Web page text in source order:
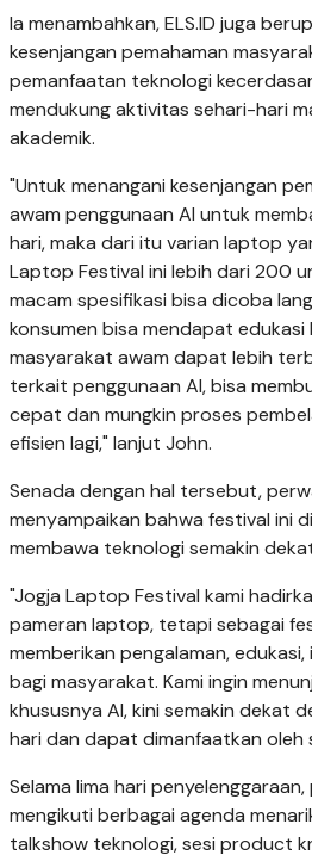
Ia menambahkan, ELS.ID juga
kesenjangan pemahaman
pemanfaatan teknologi
mendukung aktivitas sehari-hari
akademik.
"Untuk menangani kesenjangan
awam penggunaan AI untuk
hari, maka dari itu varian laptop
Laptop Festival ini lebih dari 200
macam spesifikasi bisa dicoba
konsumen bisa mendapat edukasi
masyarakat awam dapat lebih
terkait penggunaan AI, bisa
cepat dan mungkin proses
efisien lagi," lanjut John.
Senada dengan hal tersebut,
menyampaikan bahwa festival ini
membawa teknologi semakin
"Jogja Laptop Festival kami
pameran laptop, tetapi sebagai
memberikan pengalaman,
bagi masyarakat. Kami ingin
khususnya AI, kini semakin dekat
hari dan dapat dimanfaatkan oleh
Selama lima hari
mengikuti berbagai agenda
talkshow teknologi, sesi product